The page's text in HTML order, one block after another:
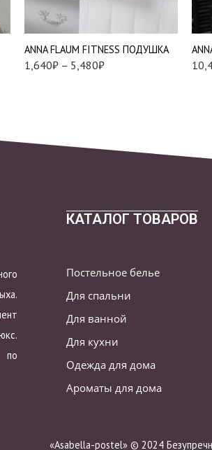
ANNA FLAUM FITNESS ПОДУШКА
1,640₽ – 5,480₽
50*70 см
70*70 см
по
КАТАЛОГ ТОВАРОВ
Постельное белье
Для спальни
Для ванной
Для кухни
Одежда для дома
Ароматы для дома
«Asabella-postel» © 2024